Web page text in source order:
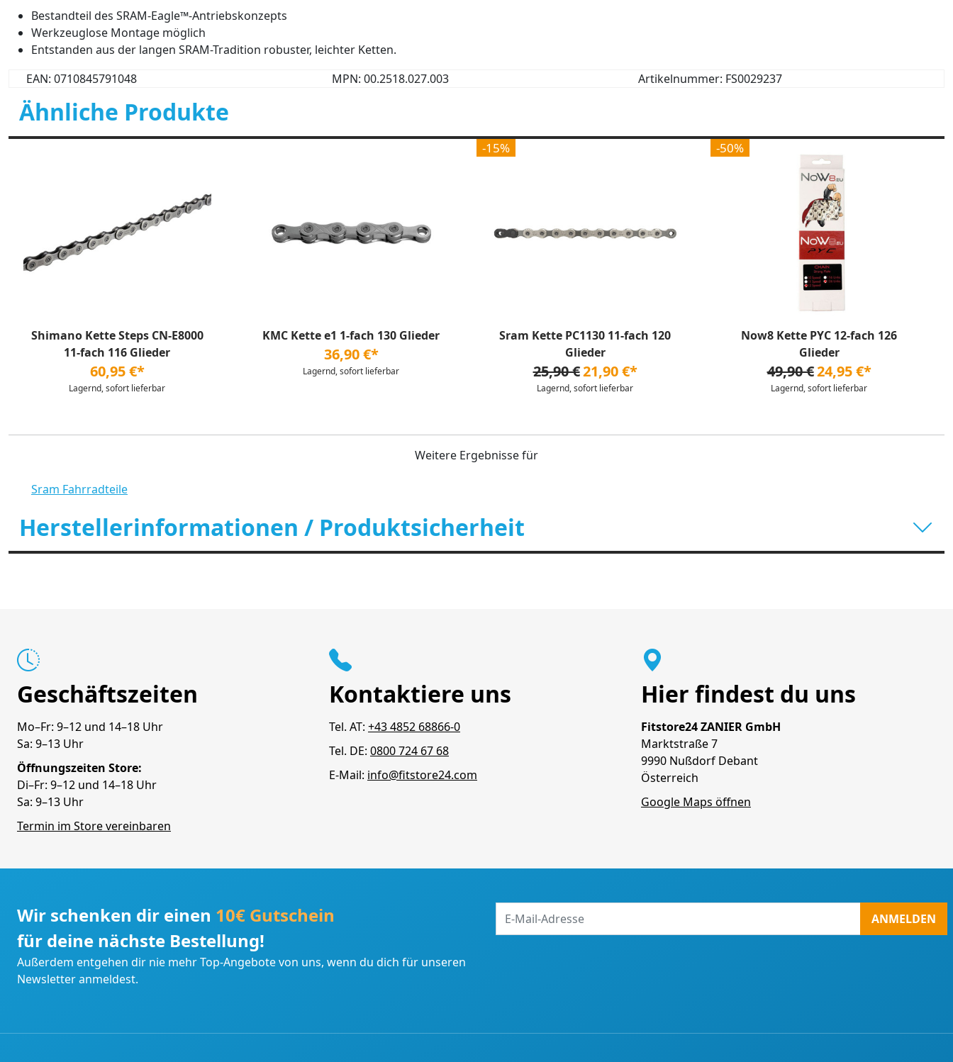
Bestandteil des SRAM-Eagle™-Antriebskonzepts
Werkzeuglose Montage möglich
Entstanden aus der langen SRAM-Tradition robuster, leichter Ketten.
EAN: 0710845791048
MPN: 00.2518.027.003 Artikelnummer: FS0029237
Ähnliche Produkte
Shimano Kette Steps CN-E8000
11-fach 116 Glieder
60,95 €*
Lagernd, sofort lieferbar
KMC Kette e1 1-fach 130 Glieder
36,90 €*
Lagernd, sofort lieferbar
-15%
Sram Kette PC1130 11-fach 120
Glieder
25,90 €21,90 €*
Lagernd, sofort lieferbar
-50%
Now8 Kette PYC 12-fach 126
Glieder
49,90 €24,95 €*
Lagernd, sofort lieferbar
Weitere Ergebnisse für
Sram Fahrradteile
Herstellerinformationen / Produktsicherheit
Geschäftszeiten
Mo–Fr: 9–12 und 14–18 Uhr
Sa: 9–13 Uhr
Öffnungszeiten Store:
Di–Fr: 9–12 und 14–18 Uhr
Sa: 9–13 Uhr
Termin im Store vereinbaren
Kontaktiere uns
Tel. AT: +43 4852 68866-0
Tel. DE: 0800 724 67 68
E-Mail: info@fitstore24.com
Hier findest du uns
Fitstore24 ZANIER GmbH
Marktstraße 7
9990 Nußdorf Debant
Österreich
Google Maps öffnen
Wir schenken dir einen 10€ Gutschein
für deine nächste Bestellung!
Außerdem entgehen dir nie mehr Top-Angebote von uns, wenn du dich für unseren
Newsletter anmeldest.
Mail-
ANMELDEN